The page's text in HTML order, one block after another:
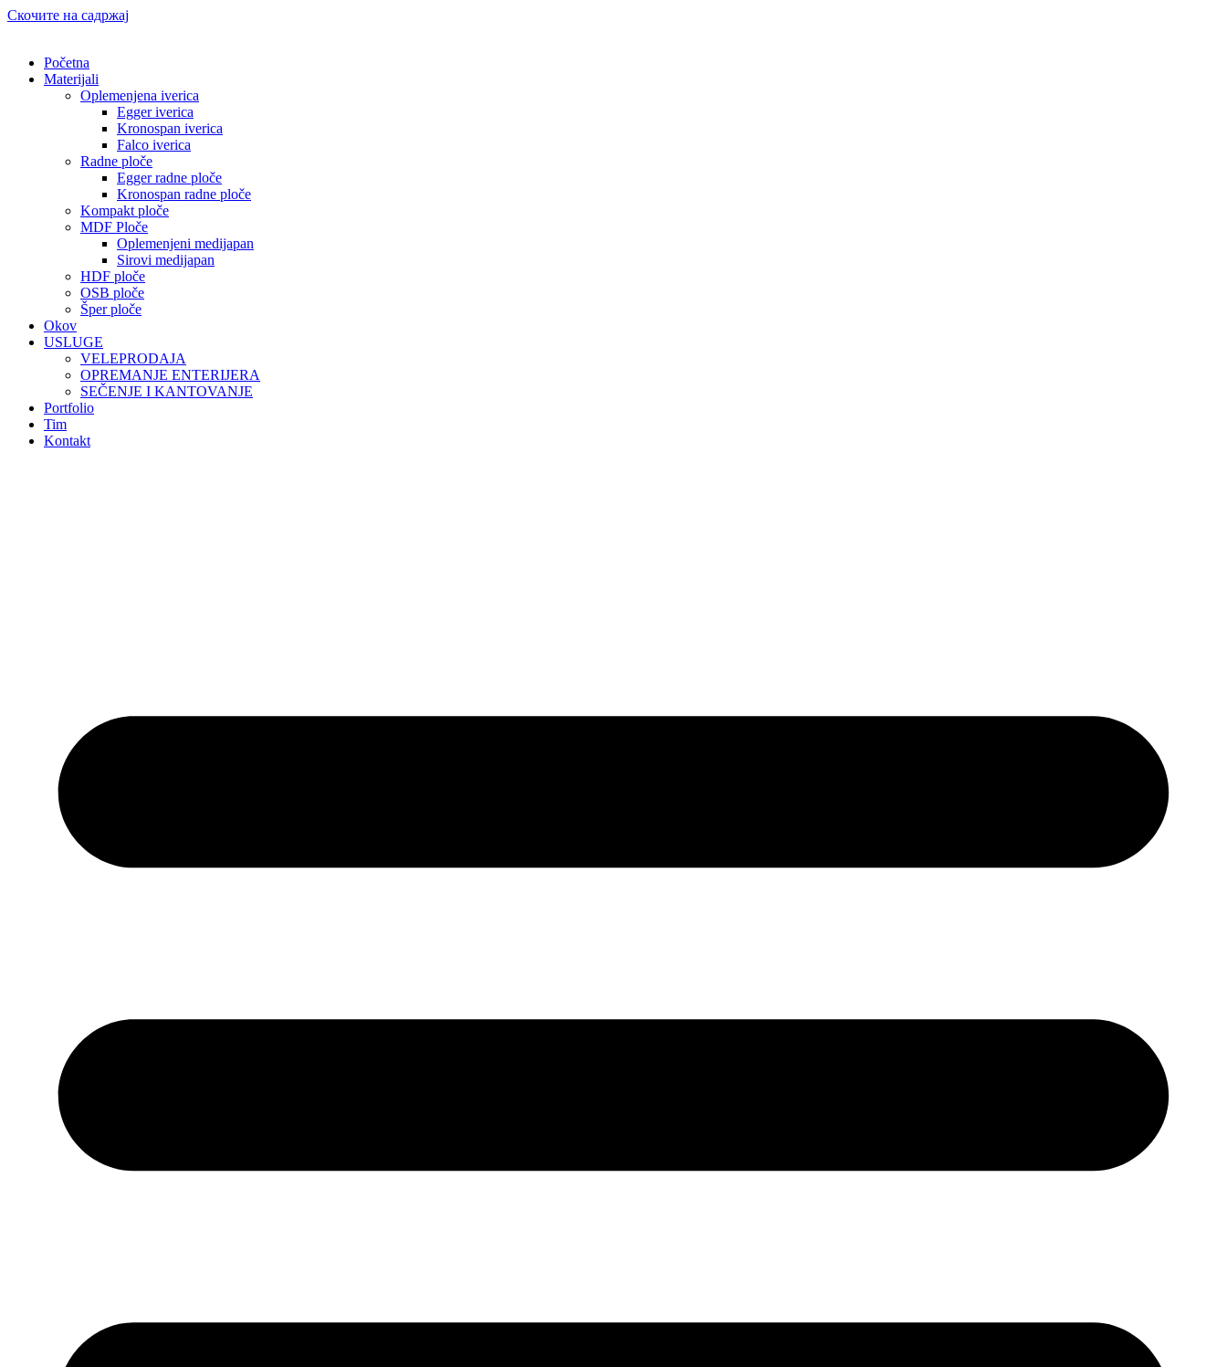
Скочите на садржај
Početna
Materijali
Oplemenjena iverica
Egger iverica
Kronospan iverica
Falco iverica
Radne ploče
Egger radne ploče
Kronospan radne ploče
Kompakt ploče
MDF Ploče
Oplemenjeni medijapan
Sirovi medijapan
HDF ploče
OSB ploče
Šper ploče
Okov
USLUGE
VELEPRODAJA
OPREMANJE ENTERIJERA
SEČENJE I KANTOVANJE
Portfolio
Tim
Kontakt